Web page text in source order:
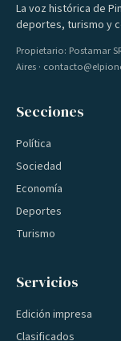
La voz histórica de
deportes, turismo y
Propietario: Postamar
Aires ·
Secciones
Política
Sociedad
Economía
Deportes
Turismo
Servicios
Edición impresa
Clasificados